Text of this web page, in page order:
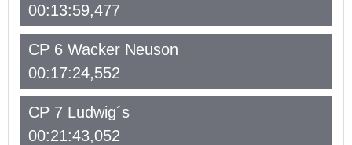
00:13:59,477
CP 6 Wacker Neuson
00:17:24,552
CP 7 Ludwig´s
00:21:43,052